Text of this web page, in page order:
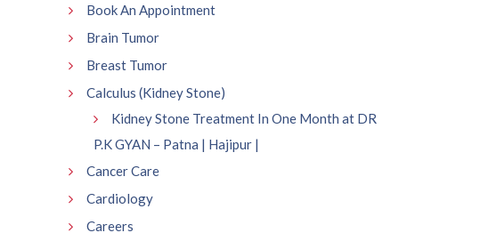
Book An Appointment
Brain Tumor
Breast Tumor
Calculus (Kidney Stone)
Kidney Stone Treatment In One Month at DR
P.K GYAN – Patna | Hajipur |
Cancer Care
Cardiology
Careers